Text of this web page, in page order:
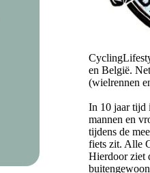
en België.
(wielrennen
In 10 jaar tijd
mannen en
tijdens de
fiets zit. Alle
Hierdoor ziet